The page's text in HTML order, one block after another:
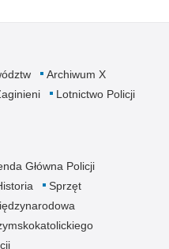
Archiwum X
Lotnictwo Policji
Główna Policji
Sprzęt